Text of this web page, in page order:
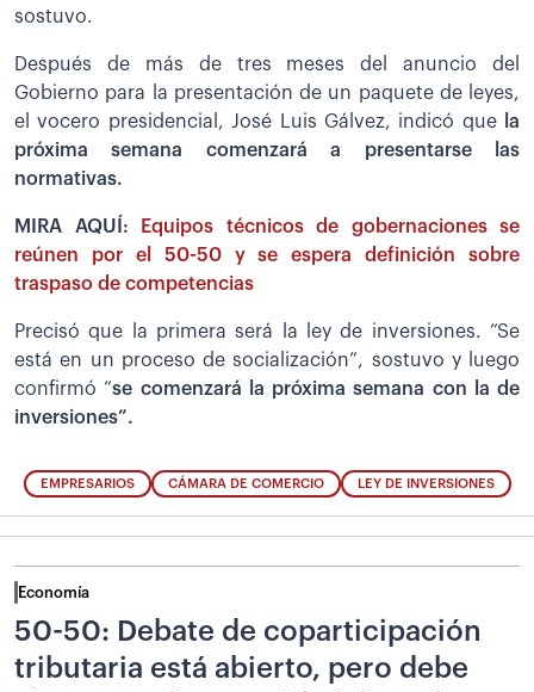
sostuvo.
Después de más de tres meses del anuncio del
Gobierno para la presentación de un paquete de leyes,
el vocero presidencial, José Luis Gálvez, indicó quela
próxima semana comenzará a presentarse las
normativas.
MIRA AQUÍ:
Equipos técnicos de gobernaciones se
reúnen por el 50-50 y se espera definición sobre
traspaso de competencias
Precisó que la primera será la ley de inversiones. “Se
está en un proceso de socialización”, sostuvo y luego
confirmó “se comenzará la próxima semana con la de
inversiones”.
EMPRESARIOS CÁMARA DE COMERCIO LEY DE INVERSIONES
Economía
50-50: Debate de coparticipación
tributaria está abierto, pero debe